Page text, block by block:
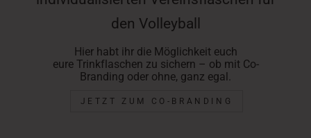
den Volleyball
Hier habt ihr die Möglichkeit euch
eure Trinkflaschen zu sichern – ob mit Co‐
Branding oder ohne, ganz egal.
JETZT ZUM CO‐BRANDING